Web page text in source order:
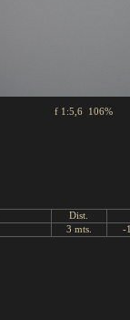
f 1:5,6 106%
Dist.
3 mts. -